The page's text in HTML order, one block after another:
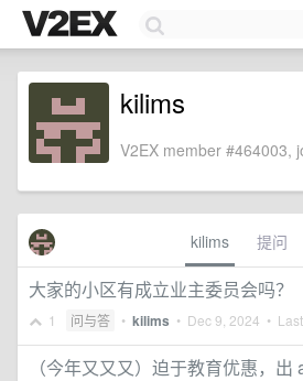
kilims
V2EX member #464003,
kilims 提问
大家的小区有成立业主委员会吗？
1 问与答 • kilims • Dec 9, 2024 •
（今年又又又）迫于教育优惠，出